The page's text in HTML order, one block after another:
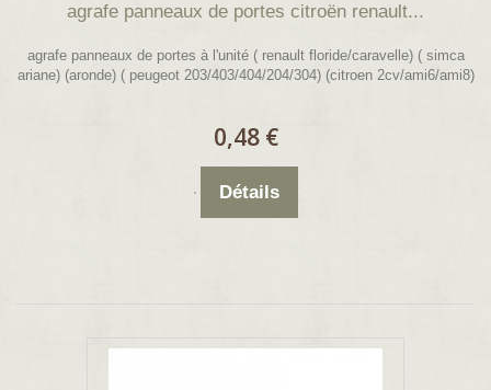
agrafe panneaux de portes citroën renault...
agrafe panneaux de portes à l'unité ( renault floride/caravelle) ( simca
ariane) (aronde) ( peugeot 203/403/404/204/304) (citroen 2cv/ami6/ami8)
0,48 €
Détails